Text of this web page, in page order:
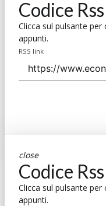
Codice Rss
Clicca sul pulsante per
appunti.
RSS link
close
Codice Rss
Clicca sul pulsante per
appunti.